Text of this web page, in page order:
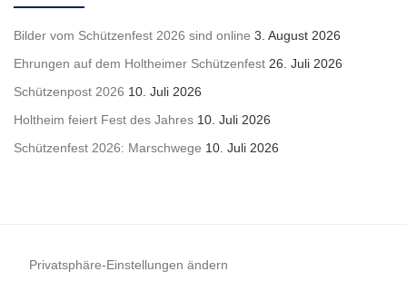
Bilder vom Schützenfest 2026 sind online 3. August 2026
Ehrungen auf dem Holtheimer Schützenfest 26. Juli 2026
Schützenpost 2026 10. Juli 2026
Holtheim feiert Fest des Jahres 10. Juli 2026
Schützenfest 2026: Marschwege 10. Juli 2026
Privatsphäre-Einstellungen ändern